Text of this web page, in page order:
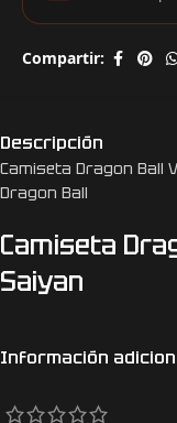
Compartir:
Descripción
Camiseta Dragon Ball
Dragon Ball
Camiseta
Saiyan
Información